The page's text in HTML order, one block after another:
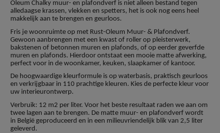
Oleum Chalky muur- en plafondverf is niet alleen bestand tegen
alledaagse krassen, vlekken en spetters, het is ook nog eens heel
makkelijk aan te brengen en geurloos.
Fris je woonruimte op met Rust-Oleum Muur- & Plafondverf.
Gewoon aanbrengen met een kwast of roller op pleisterwerk,
bakstenen of betonnen muren en plafonds, of op eerder geverfde
muren en plafonds. Hierdoor ontstaat een mooie matte afwerking,
perfect voor in de woonkamer, keuken, slaapkamer of kantoor.
De hoogwaardige kleurformule is op waterbasis, praktisch geurloos
en verkrijgbaar in 110 prachtige kleuren. Kies de perfecte kleur voor
uw interieurontwerp.
Verbruik: 12 m2 per liter. Voor het beste resultaat raden we aan om
twee lagen aan te brengen. De matte muur- en plafondverf wordt
in België geproduceerd en in een milieuvriendelijk blik van 2,5 liter
geleverd.